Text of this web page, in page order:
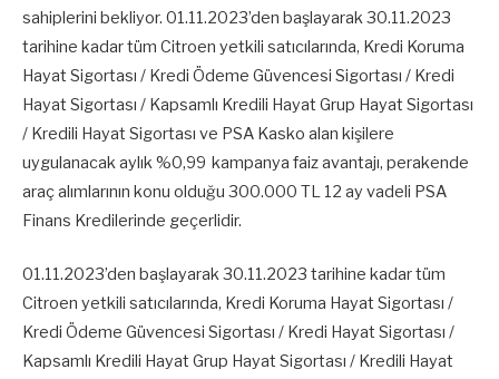
sahiplerini bekliyor. 01.11.2023’den başlayarak 30.11.2023
tarihine kadar tüm Citroen yetkili satıcılarında, Kredi Koruma
Hayat Sigortası / Kredi Ödeme Güvencesi Sigortası / Kredi
Hayat Sigortası / Kapsamlı Kredili Hayat Grup Hayat Sigortası
/ Kredili Hayat Sigortası ve PSA Kasko alan kişilere
uygulanacak aylık %0,99 kampanya faiz avantajı, perakende
araç alımlarının konu olduğu 300.000 TL 12 ay vadeli PSA
Finans Kredilerinde geçerlidir.
01.11.2023’den başlayarak 30.11.2023 tarihine kadar tüm
Citroen yetkili satıcılarında, Kredi Koruma Hayat Sigortası /
Kredi Ödeme Güvencesi Sigortası / Kredi Hayat Sigortası /
Kapsamlı Kredili Hayat Grup Hayat Sigortası / Kredili Hayat